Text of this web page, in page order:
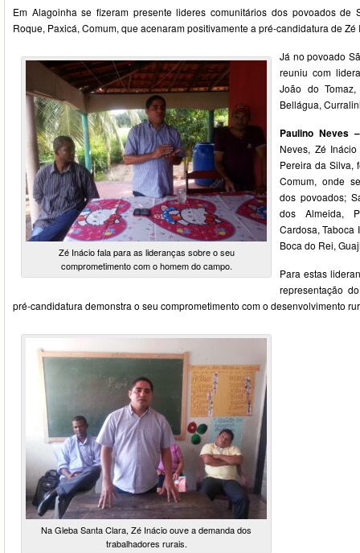
Em Alagoinha se fizeram presente lideres comunitários dos povoados de
Roque, Paxicá, Comum, que acenaram positivamente a pré-candidatura de Zé
Zé Inácio fala para as lideranças sobre o seu
comprometimento com o homem do campo.
Já no povoado
reuniu com
João do
Bellágua,
Paulino
Neves, Zé
Pereira da Silva,
Comum, onde
dos povoados;
dos Almeida,
Cardosa, Taboca
Boca do Rei,
Para estas
representação
pré-candidatura demonstra o seu comprometimento com o desenvolvimento
Na Gleba Santa Clara, Zé Inácio ouve a demanda dos
trabalhadores rurais.